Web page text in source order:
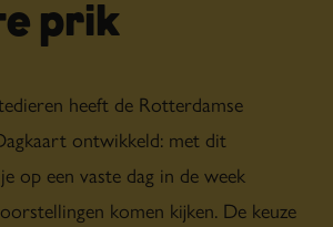
prik
heeft de Rotterdamse
ontwikkeld: met dit
op een vaste dag in de week
komen kijken. De keuze